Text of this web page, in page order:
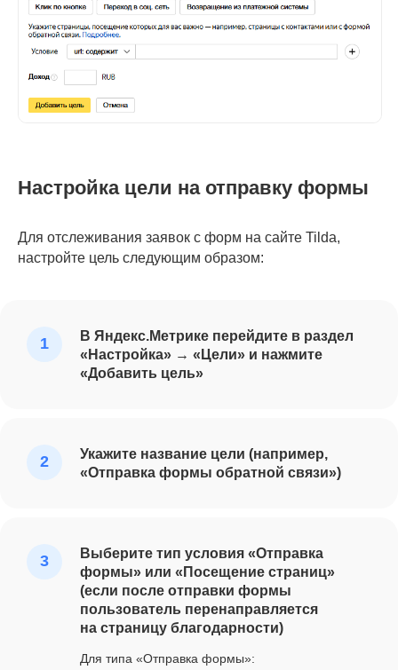
Настройка цели на отправку формы
Для отслеживания заявок с форм на сайте Tilda,
настройте цель следующим образом:
В Яндекс.Метрике перейдите в раздел
«Настройка» → «Цели» и нажмите
«Добавить цель»
Укажите название цели (например,
«Отправка формы обратной связи»)
Выберите тип условия «Отправка
формы» или «Посещение страниц»
(если после отправки формы
пользователь перенаправляется
на страницу благодарности)
Для типа «Отправка формы»: